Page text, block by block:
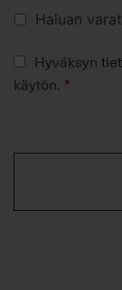
Haluan
*
Hyväksyn
käytön. *